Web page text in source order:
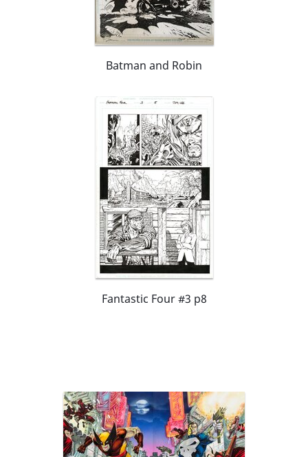
Batman and Robin
Fantastic Four #3 p8